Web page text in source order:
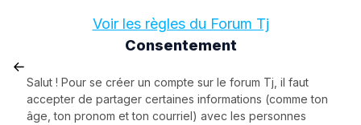
Voir les règles du Forum Tj
Consentement
Salut ! Pour se créer un compte sur le forum Tj, il faut
accepter de partager certaines informations (comme ton
âge, ton pronom et ton courriel) avec les personnes